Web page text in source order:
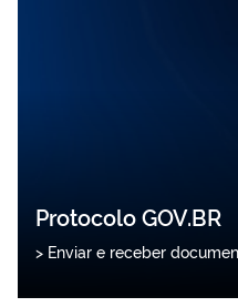
Protocolo GOV.BR
> Enviar e receber